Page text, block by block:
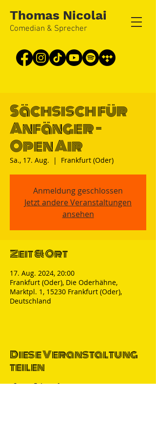
Thomas Nicolai
Comedian & Sprecher
Sächsisch für
Anfänger -
Open Air
Sa., 17. Aug.
  |
Frankfurt (Oder)
Anmeldung geschlossen
Jetzt andere Veranstaltungen
ansehen
Zeit & Ort
17. Aug. 2024, 20:00
Frankfurt (Oder), Die Oderhähne,
Marktpl. 1, 15230 Frankfurt (Oder),
Deutschland
Diese Veranstaltung
teilen